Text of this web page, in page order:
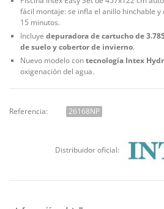
fácil montaje: se infla el anillo hinchable
15 minutos.
Incluye depuradora de cartucho de
de suelo y cobertor de invierno.
Nuevo modelo contecnología Intex
oxigenación del agua.
Referencia: 26168NP
Distribuidor oficial: